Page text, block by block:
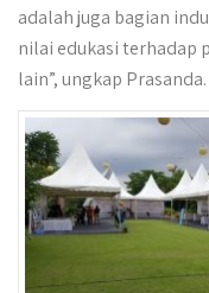
adalah juga bagian
nilai edukasi terhadap
lain”, ungkap Prasanda.